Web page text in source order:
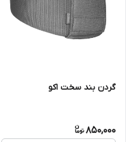
گردن بند سخت اکو
850,000